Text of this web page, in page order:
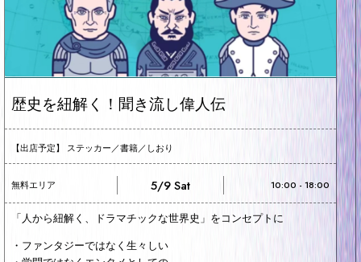
歴史を紐解く！聞き流し偉人伝
【出店予定】 ステッカー／書籍／しおり
無料エリア 5/9 Sat 10:00 - 18:00
「人から紐解く、ドラマチックな世界史」をコンセプトに
・ファンタジーではなく生々しい